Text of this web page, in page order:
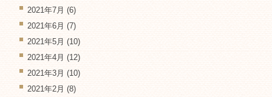
2021年7月 (6)
2021年6月 (7)
2021年5月 (10)
2021年4月 (12)
2021年3月 (10)
2021年2月 (8)